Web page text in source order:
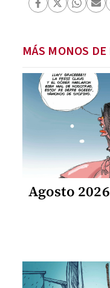
MÁS MONOS
Agosto 2026